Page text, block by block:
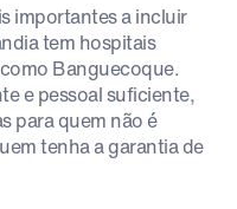
importantes a incluir
tem hospitais
Banguecoque.
e pessoal suficiente,
para quem não é
tenha a garantia de